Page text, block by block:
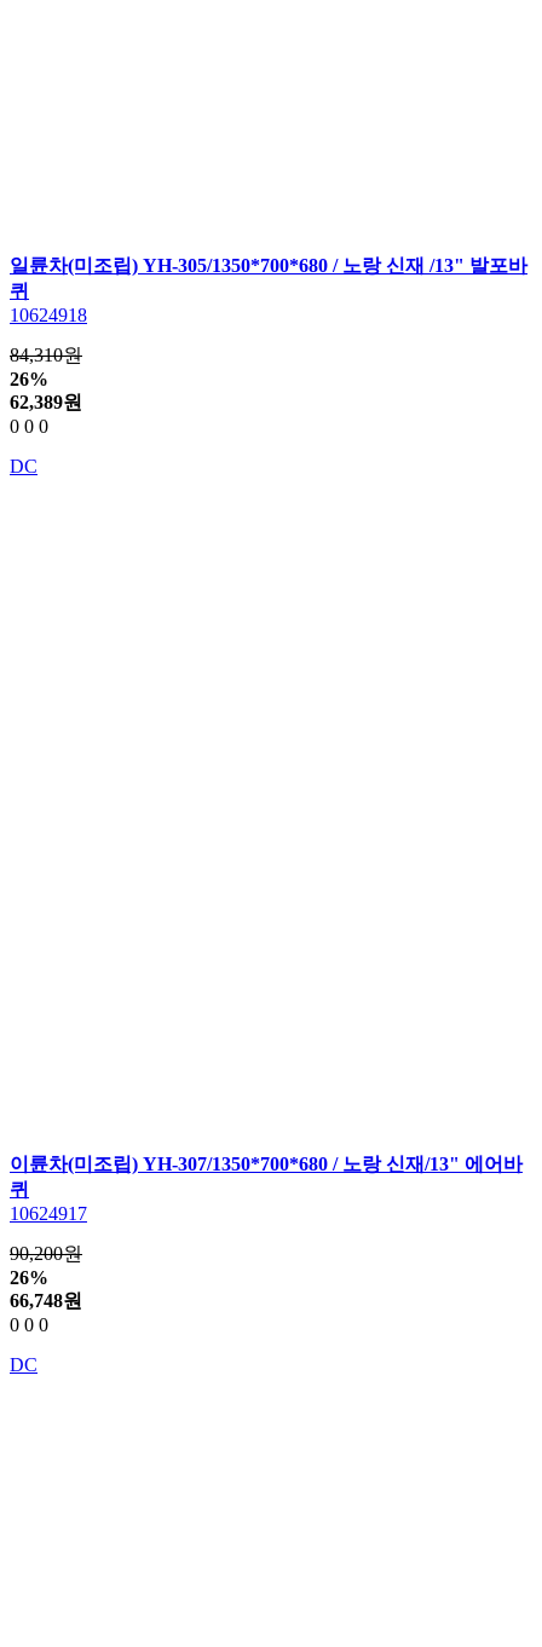
일륜차(미조립) YH-305/1350*700*680 / 노랑 신재 /13" 발포바
퀴
10624918
84,310원
26%
62,389원
0 0 0
DC
이륜차(미조립) YH-307/1350*700*680 / 노랑 신재/13" 에어바
퀴
10624917
90,200원
26%
66,748원
0 0 0
DC